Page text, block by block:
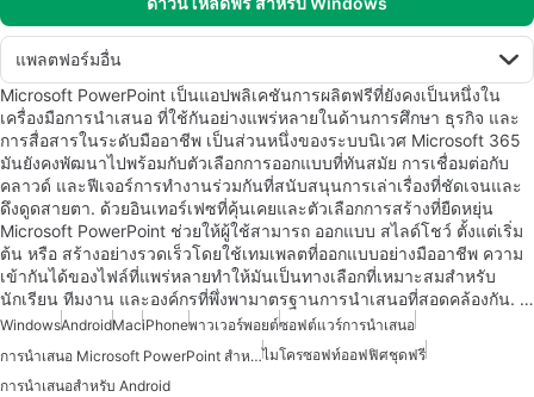
แพลตฟอร์มอื่น
Microsoft PowerPoint เป็นแอปพลิเคชันการผลิตฟรีที่ยังคงเป็นหนึ่งใน
เครื่องมือการนำเสนอ ที่ใช้กันอย่างแพร่หลายในด้านการศึกษา ธุรกิจ และ
การสื่อสารในระดับมืออาชีพ เป็นส่วนหนึ่งของระบบนิเวศ Microsoft 365
มันยังคงพัฒนาไปพร้อมกับตัวเลือกการออกแบบที่ทันสมัย การเชื่อมต่อกับ
คลาวด์ และฟีเจอร์การทำงานร่วมกันที่สนับสนุนการเล่าเรื่องที่ชัดเจนและ
ดึงดูดสายตา. ด้วยอินเทอร์เฟซที่คุ้นเคยและตัวเลือกการสร้างที่ยืดหยุ่น
Microsoft PowerPoint ช่วยให้ผู้ใช้สามารถ ออกแบบ สไลด์โชว์ ตั้งแต่เริ่ม
ต้น หรือ สร้างอย่างรวดเร็วโดยใช้เทมเพลตที่ออกแบบอย่างมืออาชีพ ความ
เข้ากันได้ของไฟล์ที่แพร่หลายทำให้มันเป็นทางเลือกที่เหมาะสมสำหรับ
นักเรียน ทีมงาน และองค์กรที่พึ่งพามาตรฐานการนำเสนอที่สอดคล้องกัน. …
WindowsAndroidMaciPhoneพาวเวอร์พอยต์ซอฟต์แวร์การนำเสนอ
การนำเสนอ Microsoft PowerPoint สำหรับ Androidไมโครซอฟท์ออฟฟิศชุดฟรี
การนำเสนอสำหรับ Android